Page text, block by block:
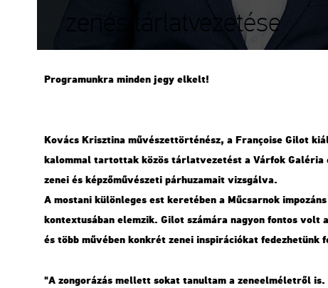
zenés tárlatvezetése
Prog­ra­munk­ra min­den jegy el­kelt!
Ko­vács Krisz­ti­na mű­vé­szet­tör­té­nész, a Françoise Gilot
ka­lom­mal tar­tot­tak közös tár­lat­ve­ze­tést a Vár­fok Ga­lé­ria
zenei és kép­ző­mű­vé­sze­ti pár­hu­za­ma­it vizs­gál­va.
A mos­ta­ni kü­lön­le­ges est ke­re­té­ben a Mű­csar­nok
kon­tex­tu­sá­ban elem­zik. Gilot szá­má­ra na­gyon fon­tos
és több mű­vé­ben konk­rét zenei ins­pi­rá­ci­ó­kat fe­dez­he­tünk
"A zon­go­rá­zás mel­lett sokat ta­nul­tam a ze­ne­el­mé­let­ről